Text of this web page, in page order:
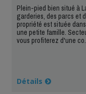
Plein-pied bien situé à
garderies, des parcs et
propriété est située
une petite famille.
vous profiterez d'une
Détails